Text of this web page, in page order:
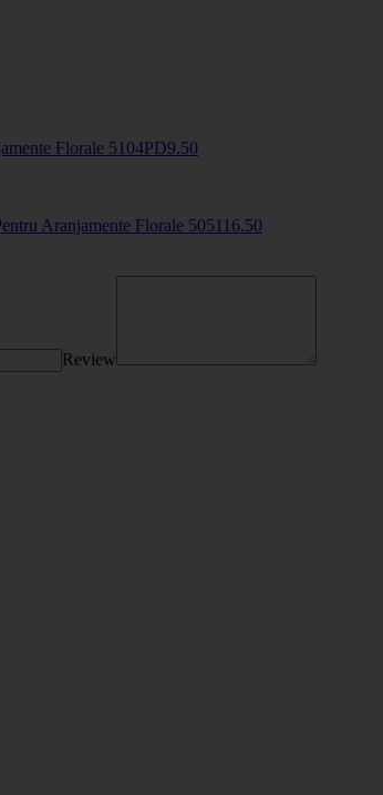
Florale 5104PD9.50
Aranjamente Florale 50511 6.50
Review